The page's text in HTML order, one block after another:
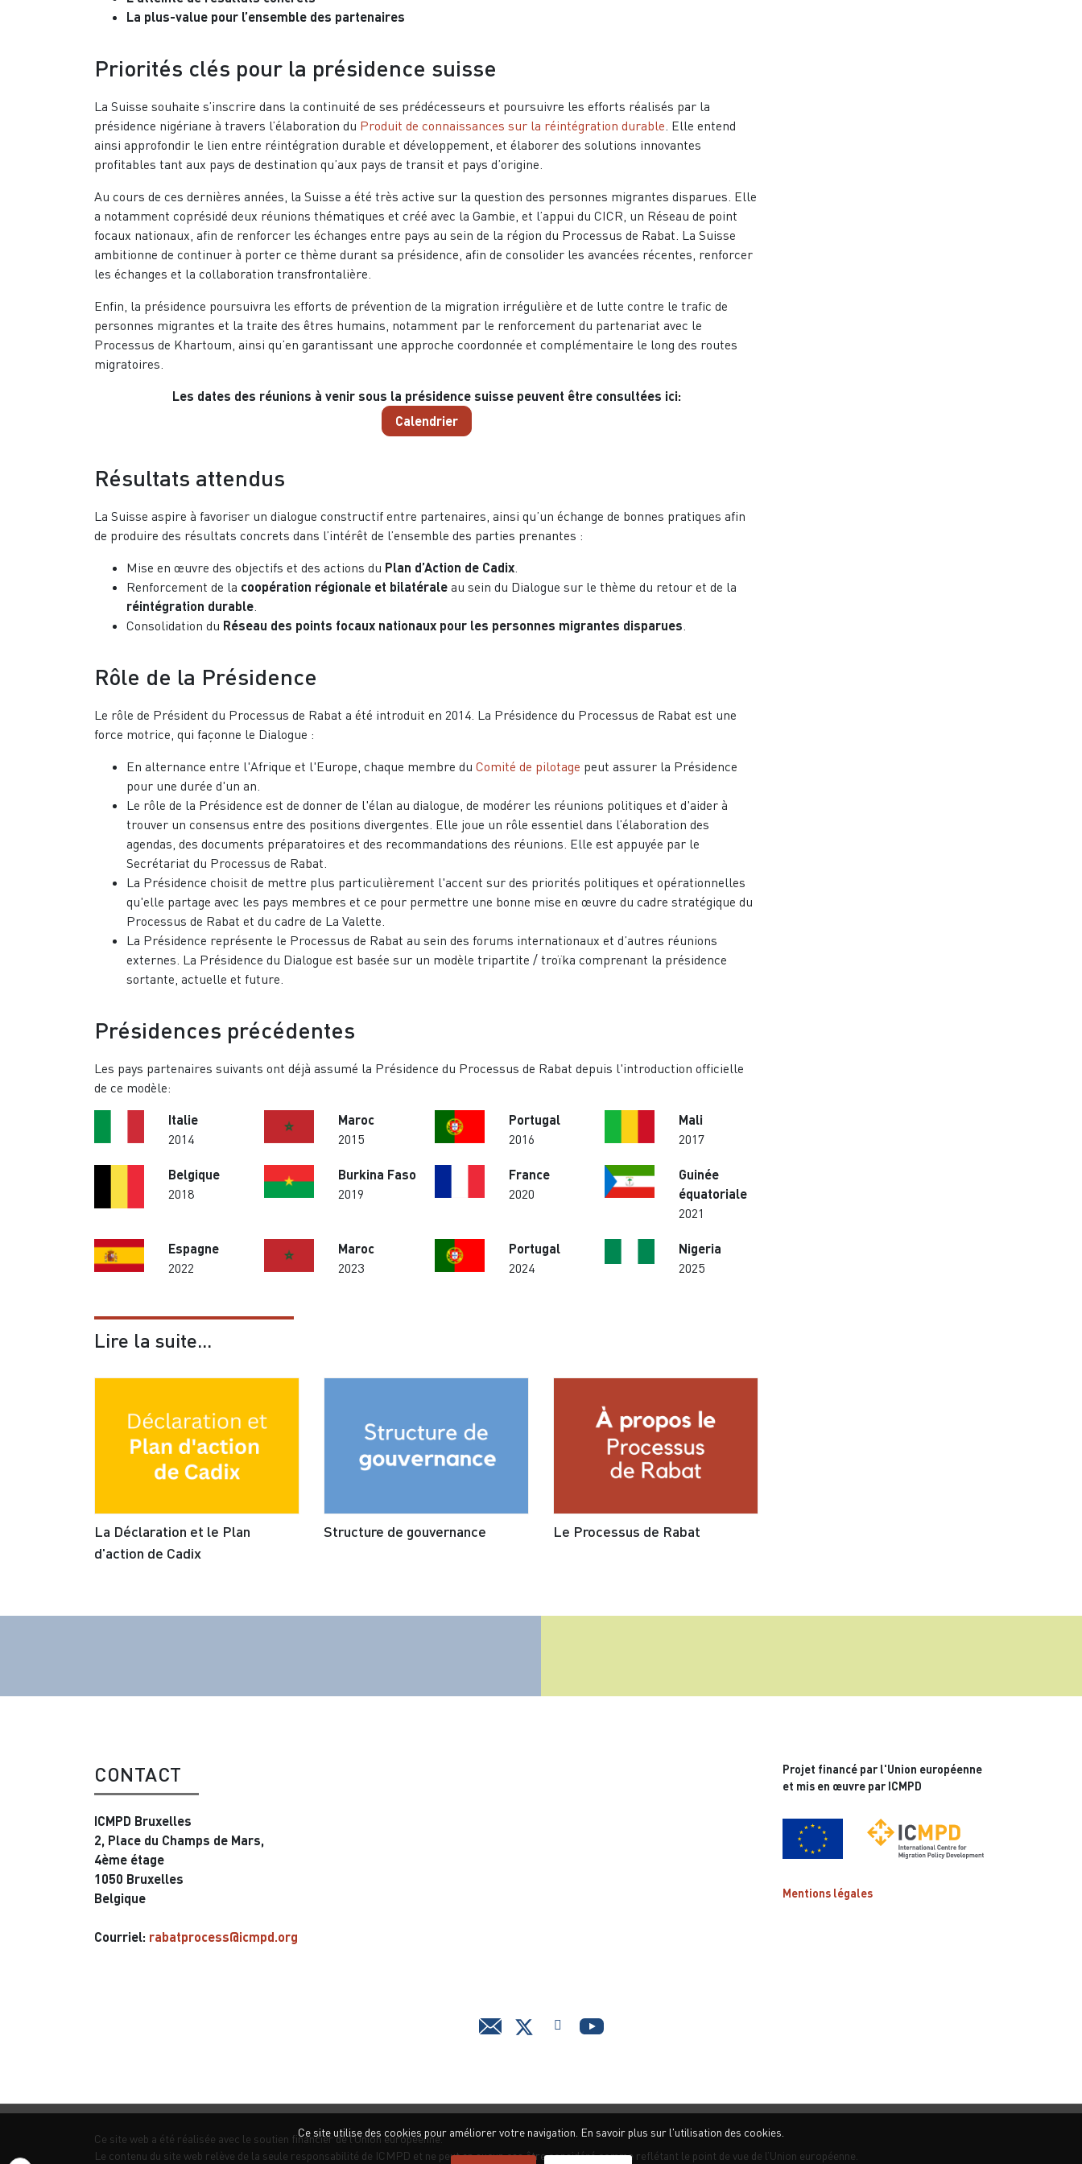
La plus-value pour l’ensemble des partenaires
Priorités clés pour la présidence suisse
La Suisse souhaite s’inscrire dans la continuité de ses prédécesseurs et poursuivre les efforts réalisés par la
présidence nigériane à travers l’élaboration du Produit de connaissances sur la réintégration durable . Elle entend
ainsi approfondir le lien entre réintégration durable et développement, et élaborer des solutions innovantes
profitables tant aux pays de destination qu’aux pays de transit et pays d’origine.
Au cours de ces dernières années, la Suisse a été très active sur la question des personnes migrantes disparues. Elle
a notamment coprésidé deux réunions thématiques et créé avec la Gambie, et l’appui du CICR, un Réseau de point
focaux nationaux, afin de renforcer les échanges entre pays au sein de la région du Processus de Rabat. La Suisse
ambitionne de continuer à porter ce thème durant sa présidence, afin de consolider les avancées récentes, renforcer
les échanges et la collaboration transfrontalière.
Enfin, la présidence poursuivra les efforts de prévention de la migration irrégulière et de lutte contre le trafic de
personnes migrantes et la traite des êtres humains, notamment par le renforcement du partenariat avec le
Processus de Khartoum, ainsi qu’en garantissant une approche coordonnée et complémentaire le long des routes
migratoires.
Les dates des réunions à venir sous la présidence suisse peuvent être consultées ici:
Calendrier
Résultats attendus
La Suisse aspire à favoriser un dialogue constructif entre partenaires, ainsi qu’un échange de bonnes pratiques afin
de produire des résultats concrets dans l’intérêt de l’ensemble des parties prenantes :
Mise en œuvre des objectifs et des actions du Plan d’Action de Cadix
Renforcement de la coopération régionale et bilatérale au sein du Dialogue sur le thème du retour et de la
réintégration durable
Consolidation du Réseau des points focaux nationaux pour les personnes migrantes disparues
Rôle de la Présidence
Le rôle de Président du Processus de Rabat a été introduit en 2014. La Présidence du Processus de Rabat est une
force motrice, qui façonne le Dialogue :
En alternance entre l'Afrique et l'Europe, chaque membre du Comité de pilotage peut assurer la Présidence
pour une durée d'un an.
Le rôle de la Présidence est de donner de l'élan au dialogue, de modérer les réunions politiques et d'aider à
trouver un consensus entre des positions divergentes. Elle joue un rôle essentiel dans l’élaboration des
agendas, des documents préparatoires et des recommandations des réunions. Elle est appuyée par le
Secrétariat du Processus de Rabat.
La Présidence choisit de mettre plus particulièrement l'accent sur des priorités politiques et opérationnelles
qu'elle partage avec les pays membres et ce pour permettre une bonne mise en œuvre du cadre stratégique du
Processus de Rabat et du cadre de La Valette.
La Présidence représente le Processus de Rabat au sein des forums internationaux et d’autres réunions
externes. La Présidence du Dialogue est basée sur un modèle tripartite / troïka comprenant la présidence
sortante, actuelle et future.
Présidences précédentes
Les pays partenaires suivants ont déjà assumé la Présidence du Processus de Rabat depuis l'introduction officielle
de ce modèle:
Italie
2014
Maroc
2015
Portugal
2016
Mali
2017
Belgique
2018
Burkina Faso
2019
France
2020
Guinée
équatoriale
2021
Espagne
2022
Maroc
2023
Portugal
2024
Nigeria
2025
Lire la suite...
La Déclaration et le Plan
d'action de Cadix
Structure de gouvernance Le Processus de Rabat
CONTACT
ICMPD Bruxelles
2, Place du Champs de Mars,
4ème étage
1050 Bruxelles
Belgique
Courriel: rabatprocess@icmpd.org
Projet financé par l'Union européenne
et mis en œuvre par ICMPD
Mentions légales
Ce site web a été réalisée avec le soutien financier de l’Union européenne.
Le contenu du site web relève de la seule responsabilité de ICMPD et ne peut en aucun cas être considéré comme reflétant le point de vue de l’Union européenne.
Ce site utilise des cookies pour améliorer votre navigation. En savoir plus sur l'utilisation des cookies.